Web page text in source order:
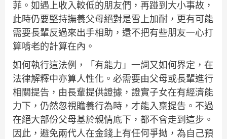
菲。如遇上收入較低的朋友們，再踫到大小事故，
此時仍要堅持撫養父母絕對是雪上加耐，更有可能
需要長輩反過來出手相助，還不把有些朋友一心打
算啃老的計算在內。
如何執行這法例，「有能力」一詞又如何界定，在
法律解釋中亦算人性化。必需要由父母或長輩進行
相關提告，由長輩提供證據，證實子女在有經濟能
力下，仍然忽視贍養行為時，才能入稟提告。不過
在絕大部份父母基於親情底下，都不會走到這步。
因此，避免兩代人在金錢上有任何爭拗，為自己預